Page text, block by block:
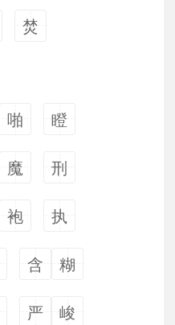
焚
啪 瞪
魔 刑
袍 执
含 糊
严 峻